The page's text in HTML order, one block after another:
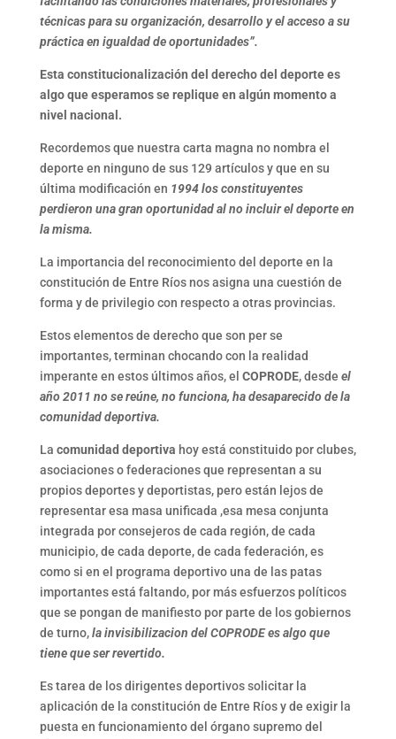
técnicas para su organización, desarrollo y el acceso a su
práctica en igualdad de oportunidades”.
Esta constitucionalización del derecho del deporte es
algo que esperamos se replique en algún momento a
nivel nacional.
Recordemos que nuestra carta magna no nombra el
deporte en ninguno de sus 129 artículos y que en su
última modificación en 1994 los constituyentes
perdieron una gran oportunidad al no incluir el deporte en
la misma.
La importancia del reconocimiento del deporte en la
constitución de Entre Ríos nos asigna una cuestión de
forma y de privilegio con respecto a otras provincias.
Estos elementos de derecho que son per se
importantes, terminan chocando con la realidad
imperante en estos últimos años, el COPRODE, desde el
año 2011 no se reúne, no funciona, ha desaparecido de la
comunidad deportiva.
La comunidad deportiva hoy está constituido por clubes,
asociaciones o federaciones que representan a su
propios deportes y deportistas, pero están lejos de
representar esa masa unificada ,esa mesa conjunta
integrada por consejeros de cada región, de cada
municipio, de cada deporte, de cada federación, es
como si en el programa deportivo una de las patas
importantes está faltando, por más esfuerzos políticos
que se pongan de manifiesto por parte de los gobiernos
de turno,la invisibilizacion del COPRODE es algo que
tiene que ser revertido.
Es tarea de los dirigentes deportivos solicitar la
aplicación de la constitución de Entre Ríos y de exigir la
puesta en funcionamiento del órgano supremo del